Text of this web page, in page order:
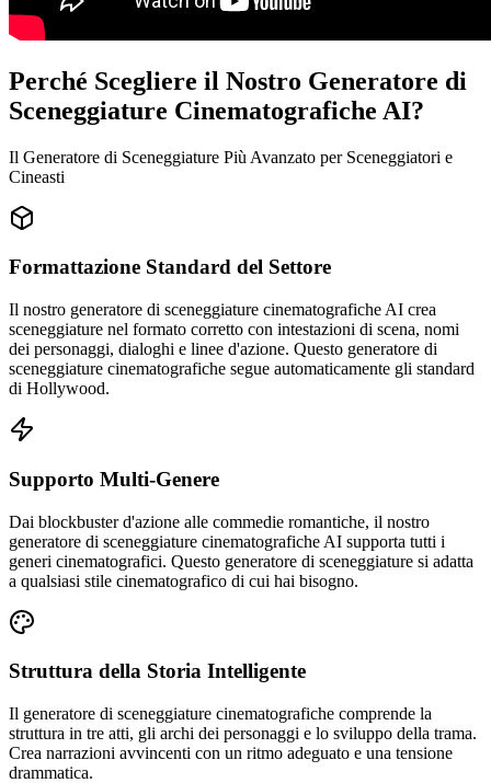
Perché Scegliere il Nostro Generatore di
Sceneggiature Cinematografiche AI?
Il Generatore di Sceneggiature Più Avanzato per Sceneggiatori e
Cineasti
Formattazione Standard del Settore
Il nostro generatore di sceneggiature cinematografiche AI crea
sceneggiature nel formato corretto con intestazioni di scena, nomi
dei personaggi, dialoghi e linee d'azione. Questo generatore di
sceneggiature cinematografiche segue automaticamente gli standard
di Hollywood.
Supporto Multi-Genere
Dai blockbuster d'azione alle commedie romantiche, il nostro
generatore di sceneggiature cinematografiche AI supporta tutti i
generi cinematografici. Questo generatore di sceneggiature si adatta
a qualsiasi stile cinematografico di cui hai bisogno.
Struttura della Storia Intelligente
Il generatore di sceneggiature cinematografiche comprende la
struttura in tre atti, gli archi dei personaggi e lo sviluppo della trama.
Crea narrazioni avvincenti con un ritmo adeguato e una tensione
drammatica.